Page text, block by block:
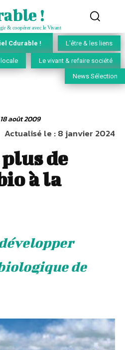
!
& coopérer avec le Vivant
Cdurable ! L'être & les liens
Le vivant & refaire société
News Sélection
18 août 2009
Actualisé le :8 janvier 2024
de
à la
de